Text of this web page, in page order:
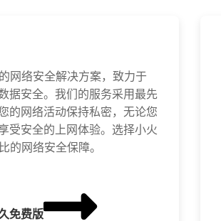
网络安全解决方案，致力于
据安全。我们的服务采用最先
的网络活动保持私密，无论您
受安全的上网体验。选择小火
的网络安全保障。
免费版